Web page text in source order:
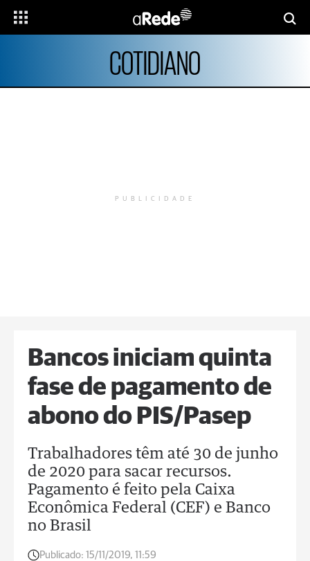
COTIDIANO
PUBLICIDADE
Bancos iniciam quinta
fase de pagamento de
abono do PIS/Pasep
Trabalhadores têm até 30 de junho
de 2020 para sacar recursos.
Pagamento é feito pela Caixa
Econômica Federal (CEF) e Banco
no Brasil
Publicado: 15/11/2019, 11:59